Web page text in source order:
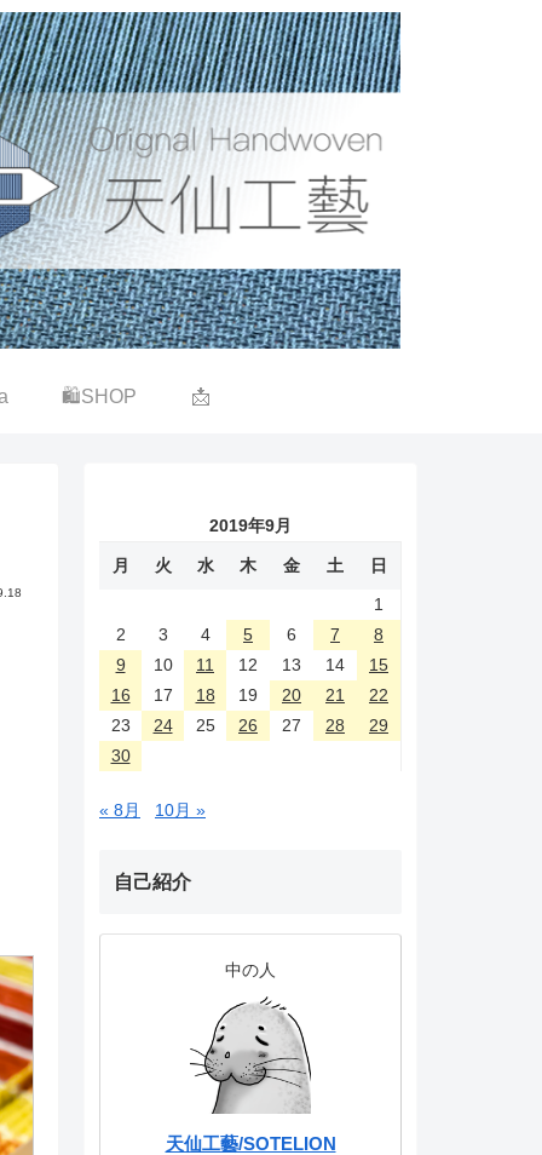
🛍SHOP 📩
2019年9月
月 火 水 木 金 土
日
1
2
3 4 5 6 7
8
9
10 11 12 13 14
15
16
17 18 19 20 21
22
23
24 25 26 27 28
29
30
« 8月 10月 »
自己紹介
中の人
天仙工藝/SOTELION